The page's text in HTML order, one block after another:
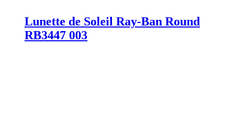
Lunette de Soleil Ray-Ban Round
RB3447 003